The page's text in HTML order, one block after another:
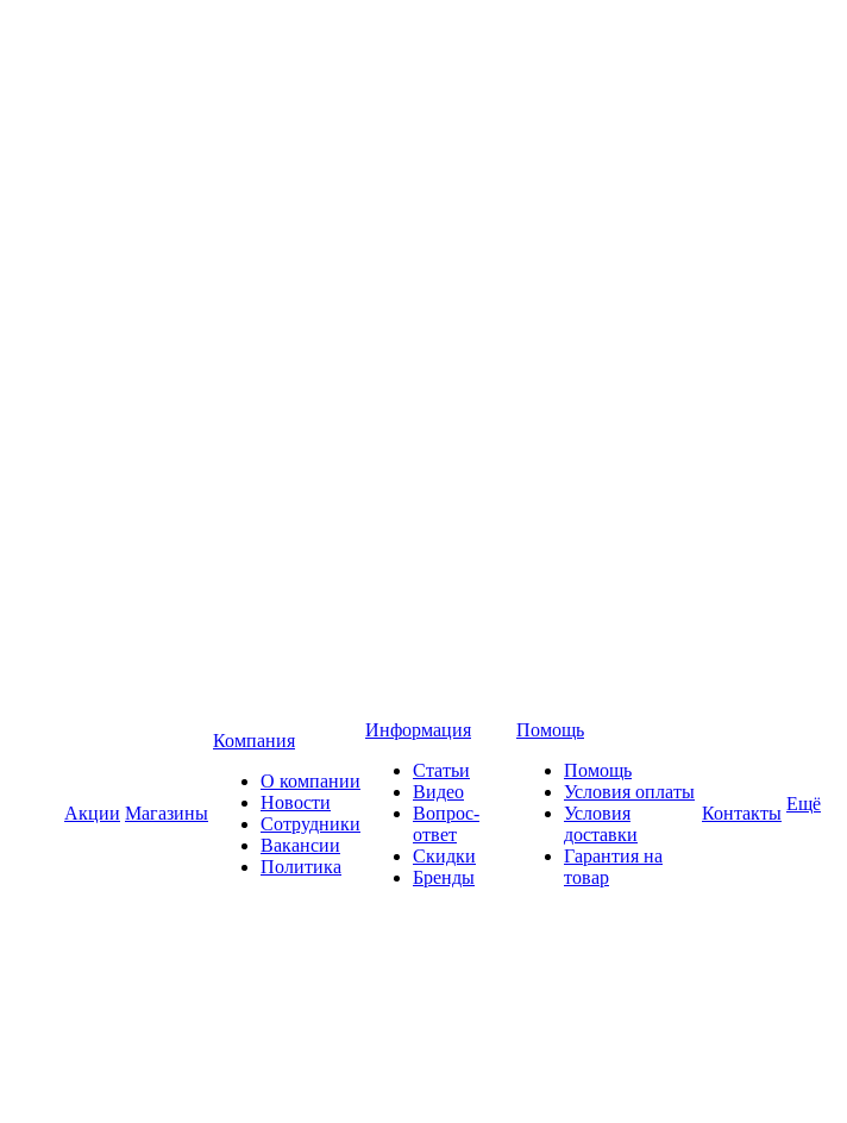
Акции Магазины
Компания
О компании
Новости
Сотрудники
Вакансии
Политика
Информация
Статьи
Видео
Вопрос-
ответ
Скидки
Бренды
Помощь
Помощь
Условия оплаты
Условия
доставки
Гарантия на
товар
Контакты Ещё